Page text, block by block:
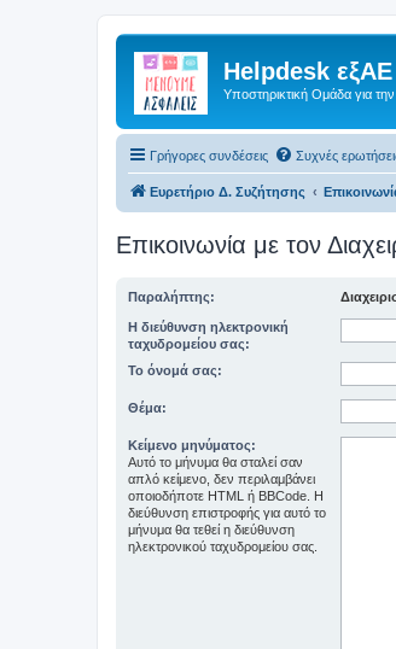
Helpdesk
Υποστηρικτική Ομάδα για
Γρήγορες συνδέσεις Συχνές
Ευρετήριο Δ. Συζήτησης
Επικοινωνία με τον
Παραλήπτης:
Η διεύθυνση ηλεκτρονική
ταχυδρομείου σας:
Το όνομά σας:
Θέμα:
Κείμενο μηνύματος:
Αυτό το μήνυμα θα σταλεί σαν
απλό κείμενο, δεν περιλαμβάνει
οποιοδήποτε HTML ή BBCode. Η
διεύθυνση επιστροφής για αυτό το
μήνυμα θα τεθεί η διεύθυνση
ηλεκτρονικού ταχυδρομείου σας.